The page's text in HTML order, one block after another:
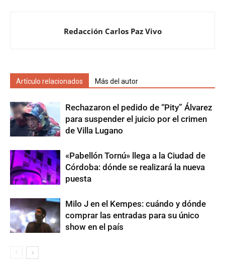
Redacción Carlos Paz Vivo
Artículo relacionados Más del autor
Rechazaron el pedido de “Pity” Álvarez
para suspender el juicio por el crimen
de Villa Lugano
«Pabellón Tornú» llega a la Ciudad de
Córdoba: dónde se realizará la nueva
puesta
Milo J en el Kempes: cuándo y dónde
comprar las entradas para su único
show en el país